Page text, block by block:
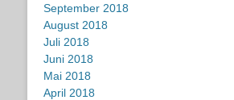
September 2018
August 2018
Juli 2018
Juni 2018
Mai 2018
April 2018